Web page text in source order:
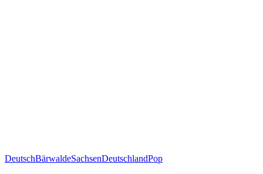
DeutschBärwaldeSachsenDeutschlandPop